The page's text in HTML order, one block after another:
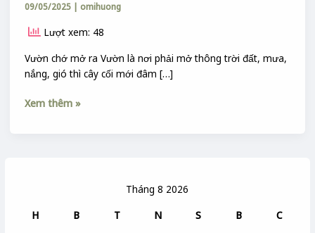
Tháng 8 2026
H
B T N S B
C
09/05/2025 | omihuong
Lượt xem: 48
Vườn chớ mở ra Vườn là nơi phải mở thông trời đất, mưa,
nắng, gió thì cây cối mới đâm […]
Xem thêm »